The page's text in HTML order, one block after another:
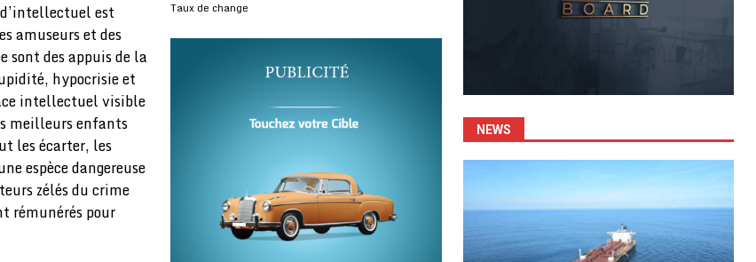
est
amuseurs et des
sont des appuis de la
hypocrisie et
intellectuel visible
meilleurs enfants
les écarter, les
espèce dangereuse
zélés du crime
rémunérés pour
Taux de change
NEWS